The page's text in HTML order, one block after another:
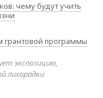
чему будут учить
программы
экспозицию,
лихорадки